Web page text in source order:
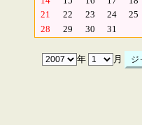
21
22 23 24 25
28
29 30 31
年 月